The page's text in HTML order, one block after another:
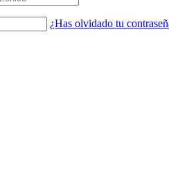
¿Has olvidado tu